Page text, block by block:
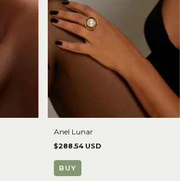
Anel Lunar
$288.54 USD
BUY